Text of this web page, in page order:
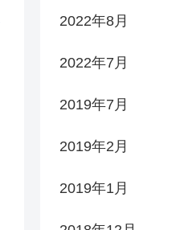
2022年8月
2022年7月
2019年7月
2019年2月
2019年1月